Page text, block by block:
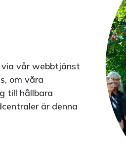
via vår webbtjänst
om våra
till hållbara
är denna